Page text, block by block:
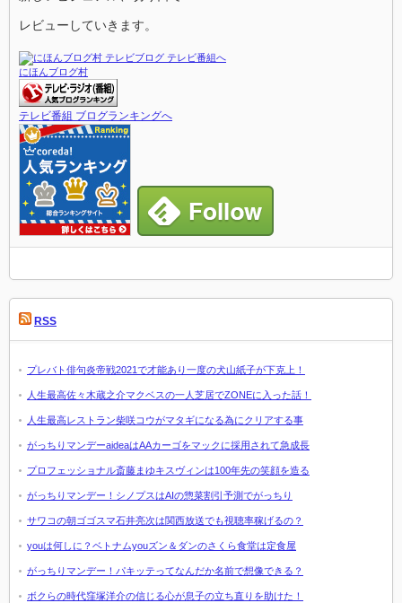
レビューしていきます。
にほんブログ村
テレビ番組 ブログランキングへ
RSS
プレバト俳句炎帝戦2021で才能あり一度の犬山紙子が下克上！
人生最高佐々木蔵之介マクベスの一人芝居でZONEに入った話！
人生最高レストラン柴咲コウがマタギになる為にクリアする事
がっちりマンデーaideaはAAカーゴをマックに採用されて急成長
プロフェッショナル斎藤まゆキスヴィンは100年先の笑顔を造る
がっちりマンデー！シノプスはAIの惣菜割引予測でがっちり
サワコの朝ゴゴスマ石井亮次は関西放送でも視聴率稼げるの？
youは何しに？ベトナムyouズン＆ダンのさくら食堂は定食屋
がっちりマンデー！パキッテってなんだか名前で想像できる？
ボクらの時代窪塚洋介の信じる心が息子の立ち直りを助けた！